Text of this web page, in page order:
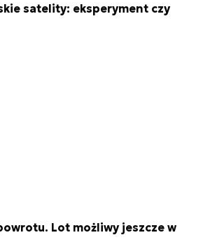
satelity: eksperyment czy
Lot możliwy jeszcze w